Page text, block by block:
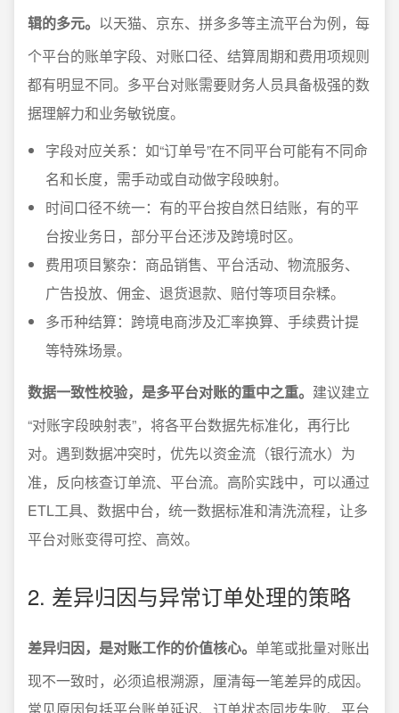
辑的多元。 以天猫、京东、拼多多等主流平台为例，每
个平台的账单字段、对账口径、结算周期和费用项规则
都有明显不同。多平台对账需要财务人员具备极强的数
据理解力和业务敏锐度。
字段对应关系：如“订单号”在不同平台可能有不同命
名和长度，需手动或自动做字段映射。
时间口径不统一：有的平台按自然日结账，有的平
台按业务日，部分平台还涉及跨境时区。
费用项目繁杂：商品销售、平台活动、物流服务、
广告投放、佣金、退货退款、赔付等项目杂糅。
多币种结算：跨境电商涉及汇率换算、手续费计提
等特殊场景。
数据一致性校验，是多平台对账的重中之重。 建议建立
“对账字段映射表”，将各平台数据先标准化，再行比
对。遇到数据冲突时，优先以资金流（银行流水）为
准，反向核查订单流、平台流。高阶实践中，可以通过
ETL工具、数据中台，统一数据标准和清洗流程，让多
平台对账变得可控、高效。
2. 差异归因与异常订单处理的策略
差异归因，是对账工作的价值核心。 单笔或批量对账出
现不一致时，必须追根溯源，厘清每一笔差异的成因。